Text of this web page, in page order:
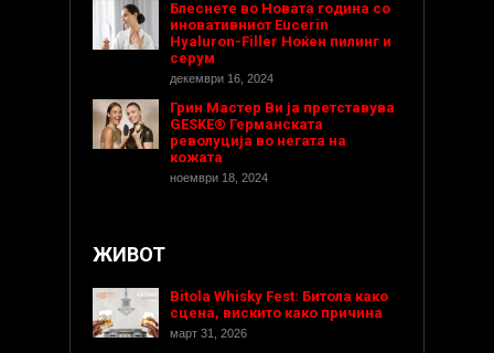
Блеснете во Новата година со
иновативниот Eucerin
Hyaluron-Filler Ноќен пилинг и
серум
декември 16, 2024
Грин Мастер Ви ја претставува
GESKE® Германската
револуција во негата на
кожата
ноември 18, 2024
ЖИВОТ
Bitola Whisky Fest: Битола како
сцена, вискито како причина
март 31, 2026